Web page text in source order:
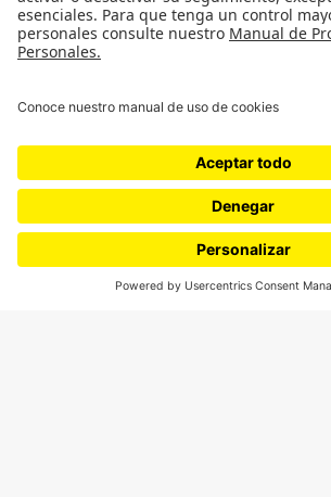
¿Quieres escribir en 070?
CONTÁCTANOS
NEWSLETTER